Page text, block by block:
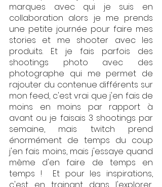
marques avec qui je suis en
collaboration alors je me prends
une petite journée pour faire mes
stories et me shooter avec les
produits. Et je fais parfois des
shootings photo avec des
photographe qui me permet de
rajouter du contenue différents sur
mon feed, c'est vrai que j'en fais de
moins en moins par rapport à
avant ou je faisais 3 shootings par
semaine, mais twitch prend
énormément de temps du coup
j'en fais moins, mais j'essaye quand
même d'en faire de temps en
temps !  Et pour les inspirations,
c'est en trainant dans l'explorer,